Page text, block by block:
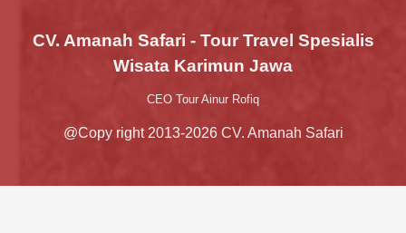
CV. Amanah Safari - Tour Travel Spesialis
Wisata Karimun Jawa
CEO Tour Ainur Rofiq
@Copy right 2013-2026 CV. Amanah Safari